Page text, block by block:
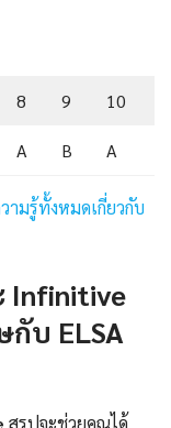
8 9 10
A B A
ามรู้ทั้งหมดเกี่ยวกับ
Infinitive
บ ELSA
สรุปจะช่วยคุณได้